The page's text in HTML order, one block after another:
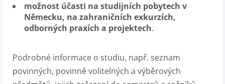
možnost účasti na studijních pobytech v
Německu, na zahraničních exkurzích,
odborných praxích a projektech.
Podrobné informace o studiu, např. seznam
povinných, povinně volitelných a výběrových